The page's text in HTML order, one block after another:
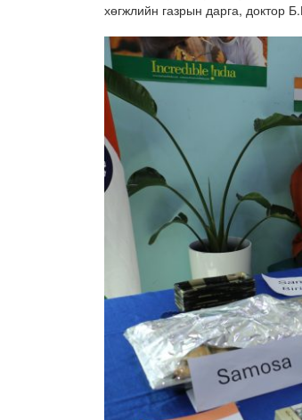
хөгжлийн газрын дарга, доктор